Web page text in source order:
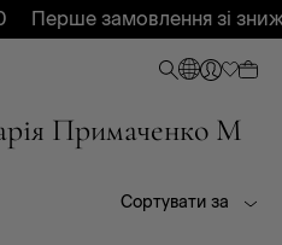
замовлення зі
Примаченко M
Весна - Літо 2026
Сортувати за